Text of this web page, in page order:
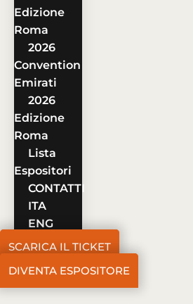
Edizione
Roma
2026
Convention
Emirati
2026
Edizione
Roma
Lista
Espositori
CONTATTI
ITA
ENG
SCARICA IL TICKET
DIVENTA ESPOSITORE